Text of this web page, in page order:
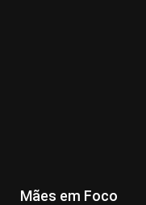
Mães em Foco